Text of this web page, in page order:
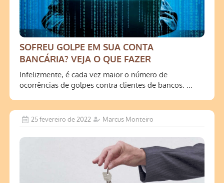
SOFREU GOLPE EM SUA CONTA
BANCÁRIA? VEJA O QUE FAZER
Infelizmente, é cada vez maior o número de
ocorrências de golpes contra clientes de bancos. ...
25 fevereiro de 2022 Marcus Monteiro